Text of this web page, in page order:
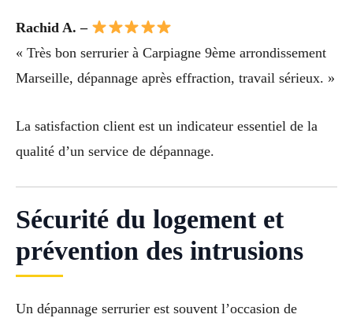
Rachid A. –
« Très bon serrurier à Carpiagne 9ème arrondissement
Marseille, dépannage après effraction, travail sérieux. »
La satisfaction client est un indicateur essentiel de la
qualité d’un service de dépannage.
Sécurité du logement et
prévention des intrusions
Un dépannage serrurier est souvent l’occasion de